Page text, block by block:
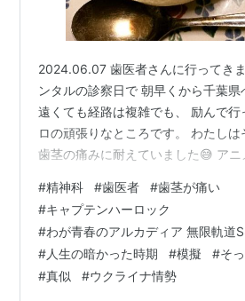
2024.06.07 歯医者さんに行ってき
ンタルの診察日で 朝早くから千葉
遠くても経路は複雑でも、 励んで
ロの頑張りなところです。 わたし
歯茎の痛みに耐えていました😅 アニ
た時、あれわたし、 キャプテンハー
だったし、 映画は薬品問屋から チケ
行ったけど、 何でこれを見てない 放
1982～1983年 統一教会に入る前の
期だ そうか放映時間が夜７時半～８
#精神科 #歯医者 #歯茎が痛い
#キャプテンハーロック
#わが青春のアルカディア 無限軌道
#人生の暗かった時期 #模擬 #そ
#真似 #ウクライナ情勢